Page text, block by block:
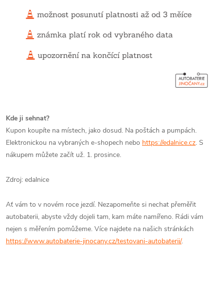
Kde ji sehnat?
Kupon koupíte na místech, jako dosud. Na poštách a pumpách.
Elektronickou na vybraných e-shopech nebo https://edalnice.cz. S
nákupem můžete začít už. 1. prosince.
Zdroj: edalnice
Ať vám to v novém roce jezdí. Nezapomeňte si nechat přeměřit
autobaterii, abyste vždy dojeli tam, kam máte namířeno. Rádi vám
nejen s měřením pomůžeme. Více najdete na našich stránkách
https://www.autobaterie-jinocany.cz/testovani-autobaterii/.